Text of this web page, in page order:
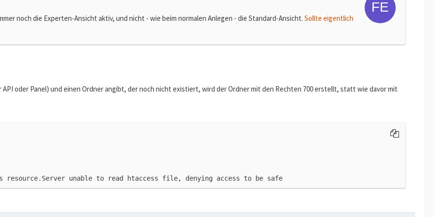
noch die Experten-Ansicht aktiv, und nicht - wie beim normalen Anlegen - die Standard-Ansicht. Sollte eigentlich
oder Panel) und einen Ordner angibt, der noch nicht existiert, wird der Ordner mit den Rechten 700 erstellt, statt wie davor mit
resource.Server unable to read htaccess file, denying access to be safe